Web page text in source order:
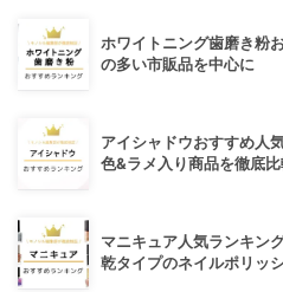
ホワイトニング歯磨き粉
の多い市販品を中心に
アイシャドウおすすめ人
色&ラメ入り商品を徹底比
マニキュア人気ランキン
乾タイプのネイルポリッ